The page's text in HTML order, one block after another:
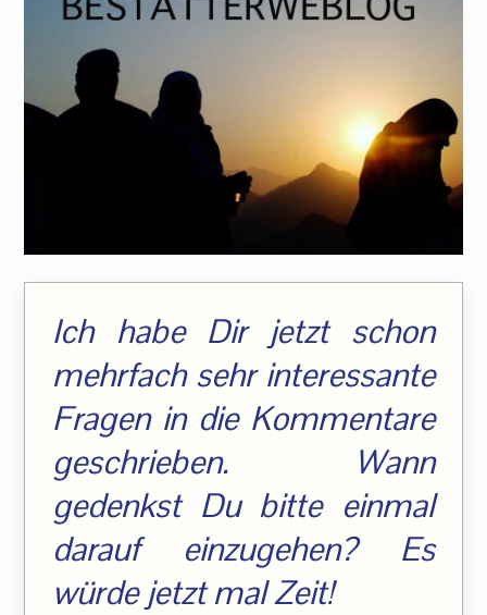
Ich habe Dir jetzt schon
mehrfach sehr interessante
Fragen in die Kommentare
geschrieben. Wann
gedenkst Du bitte einmal
darauf einzugehen? Es
würde jetzt mal Zeit!